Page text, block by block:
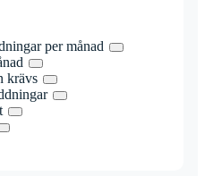
per månad
krävs